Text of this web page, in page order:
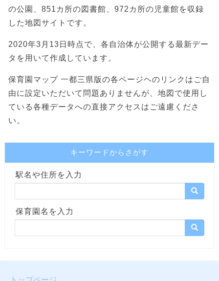
の公園、851カ所の図書館、972カ所の児童館を収録
した地図サイトです。
2020年3月13日時点で、各自治体が公開する最新デー
タを用いて作成しています。
保育園マップ 一都三県版の各ページヘのリンクはご自
由に設定いただいて問題ありませんが、地図で使用し
ている各種データへの直接アクセスはご遠慮くださ
い。
キーワードからさがす
駅名や住所を入力
保育園名を入力